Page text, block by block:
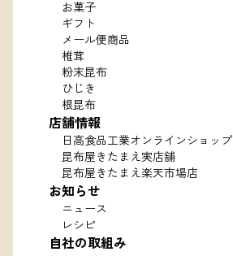
お菓子
ギフト
メール便商品
椎茸
粉末昆布
ひじき
根昆布
店舗情報
日高食品工業オンラインショップ
昆布屋きたまえ実店舗
昆布屋きたまえ楽天市場店
お知らせ
ニュース
レシピ
自社の取組み